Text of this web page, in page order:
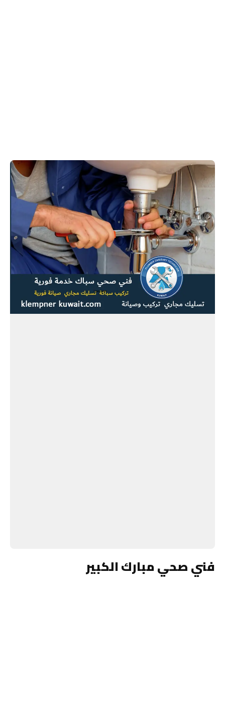
فني صحي مبارك الكبير